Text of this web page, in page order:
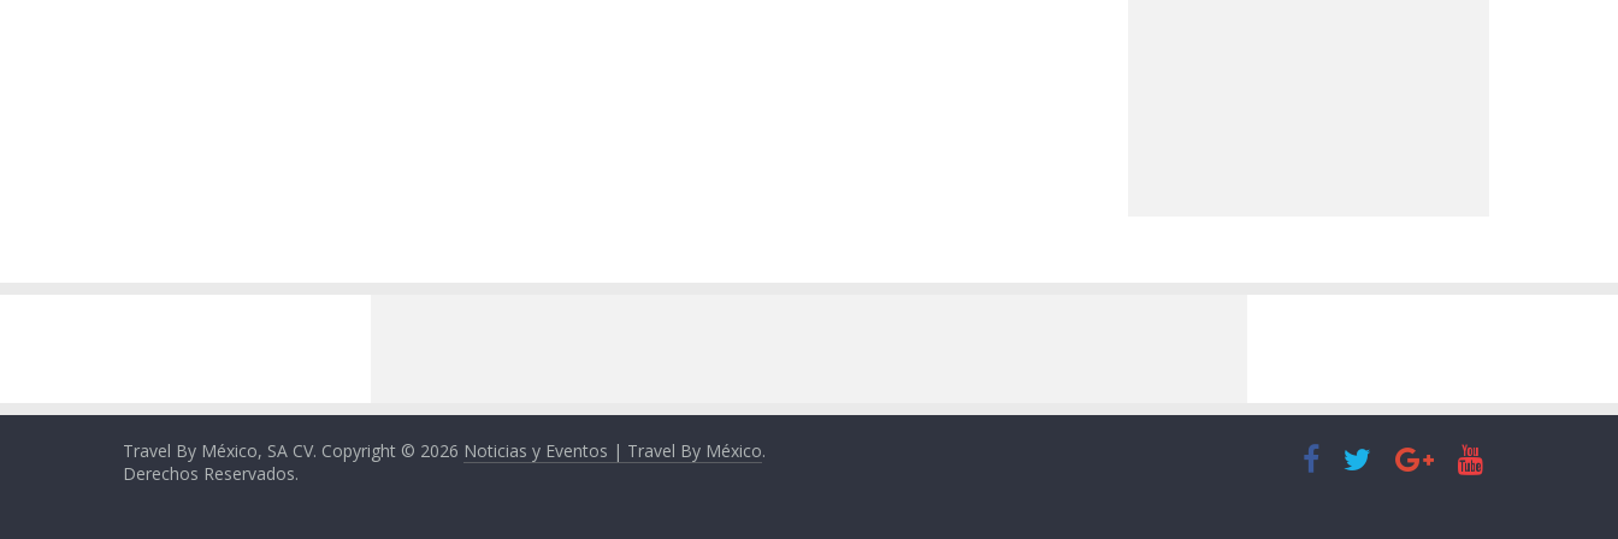
Travel By México, SA CV. Copyright © 2026 Noticias y Eventos | Travel By México.
Derechos Reservados.